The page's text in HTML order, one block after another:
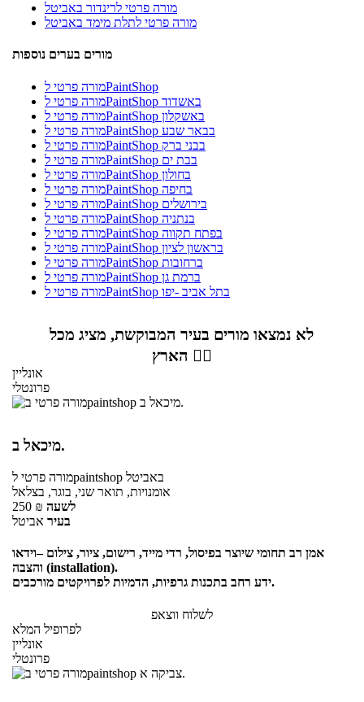
מורה פרטי לרינדור באביטל
מורה פרטי לתלת מימד באביטל
מורים בערים נוספות
מורה פרטי לPaintShop
מורה פרטי לPaintShop באשדוד
מורה פרטי לPaintShop באשקלון
מורה פרטי לPaintShop בבאר שבע
מורה פרטי לPaintShop בבני ברק
מורה פרטי לPaintShop בבת ים
מורה פרטי לPaintShop בחולון
מורה פרטי לPaintShop בחיפה
מורה פרטי לPaintShop בירושלים
מורה פרטי לPaintShop בנתניה
מורה פרטי לPaintShop בפתח תקווה
מורה פרטי לPaintShop בראשון לציון
מורה פרטי לPaintShop ברחובות
מורה פרטי לPaintShop ברמת גן
מורה פרטי לPaintShop בתל אביב -יפו
לא נמצאו מורים בעיר המבוקשת, מציג מכל
הארץ 👇🏼
אונליין
פרונטלי
מיכאל ב.
מורה פרטילpaintshop באביטל
אומנויות, תואר שני, בוגר, בצלאל
250 ₪ לשעה
בעיר אביטל
אמן רב תחומי שיוצר בפיסול, רדי מייד, רישום, ציור, צילום –וידאו
והצבה (installation).
ידע רחב בתכנות גרפיות, הדמיות לפרויקטים מורכבים.
לשלוח ווצאפ
לפרופיל המלא
אונליין
פרונטלי